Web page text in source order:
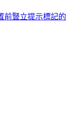
前豎立提示標記的